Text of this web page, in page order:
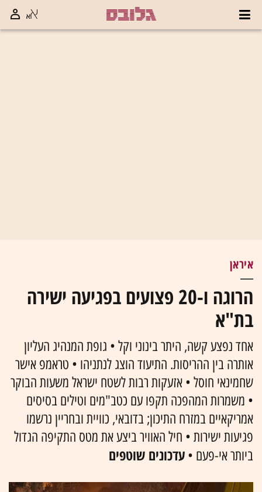
איראן
הרוגה ו-20 פצועים בפגיעה ישירה
בת"א
אחד נפצע קשה, היתר בינוני וקל • גופת המנהיג העליון
אותרה בין ההריסות. התיעוד הוצג לנתניהו • טראמפ אישר
שחמינאי חוסל • אזעקות רבות לשטח ישראל משעות הבוקר
• משמרות המהפכה תקפו עם כטב"מים וטילים בסיסים
אמריקאיים במזרח התיכון; בדובאי, כוויית ובחריין נרשמו
פגיעות ישירות • חיל האוויר ביצע את מטס התקיפה הגדול
ביותר אי-פעם • עדכונים שוטפים